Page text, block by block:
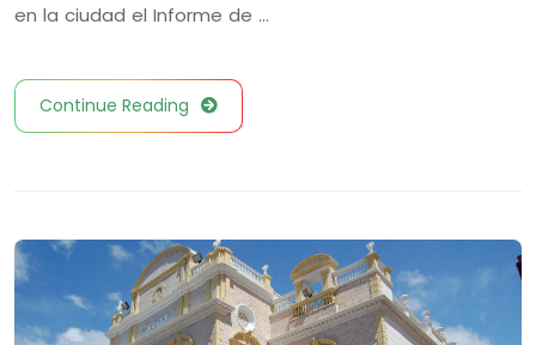
en la ciudad el Informe de …
Continue Reading